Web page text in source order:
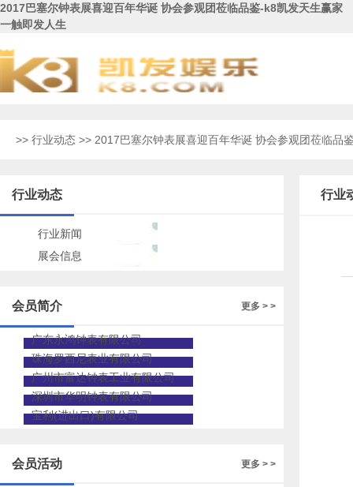
2017巴塞尔钟表展喜迎百年华诞 协会参观团莅临品鉴-k8凯发天生赢家
一触即发人生
>> 行业动态 >> 2017巴塞尔钟表展喜迎百年华诞 协会参观团莅临品
行业动态
行业新闻
展会信息
更多 > >
会员简介
广东永鸿钟表有限公司
珠海罗西尼表业有限公司
广州市富达钟表工业有限公司
深圳市华明钟表有限公司
宝利(进出口)有限公司
更多 > >
会员活动
行业